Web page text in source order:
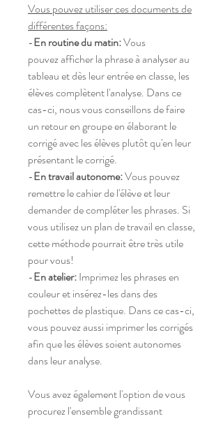
Vous pouvez utiliser ces documents de
différentes façons:
-En routine du matin:Vous
pouvez afficher la phrase à analyser au
tableau et dès leur entrée en classe, les
élèves complètent l'analyse. Dans ce
cas-ci, nous vous conseillons de faire
un retour en groupe en élaborant le
corrigé avec les élèves plutôt qu'en leur
présentant le corrigé.
-En travail autonome:Vous pouvez
remettre le cahier de l'élève et leur
demander de compléter les phrases. Si
vous utilisez un plan de travail en classe,
cette méthode pourrait être très utile
pour vous!
-En atelier:Imprimez les phrases en
couleur et insérez-les dans des
pochettes de plastique. Dans ce cas-ci,
vous pouvez aussi imprimer les corrigés
afin que les élèves soient autonomes
dans leur analyse.
Vous avez également l'option de vous
procurez l'ensemble grandissant